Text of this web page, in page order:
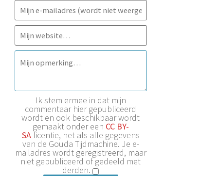
Ik stem ermee in dat mijn
commentaar hier gepubliceerd
wordt en ook beschikbaar wordt
gemaakt onder een CC BY-
SAlicentie, net als alle gegevens
van de Gouda Tijdmachine. Je e-
mailadres wordt geregistreerd, maar
niet gepubliceerd of gedeeld met
derden.